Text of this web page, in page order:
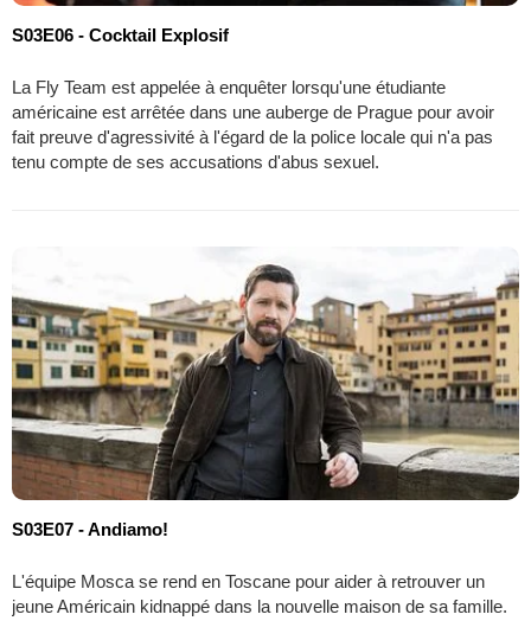
S03E06 - Cocktail Explosif
La Fly Team est appelée à enquêter lorsqu'une étudiante
américaine est arrêtée dans une auberge de Prague pour avoir
fait preuve d'agressivité à l'égard de la police locale qui n'a pas
tenu compte de ses accusations d'abus sexuel.
S03E07 - Andiamo!
L'équipe Mosca se rend en Toscane pour aider à retrouver un
jeune Américain kidnappé dans la nouvelle maison de sa famille.